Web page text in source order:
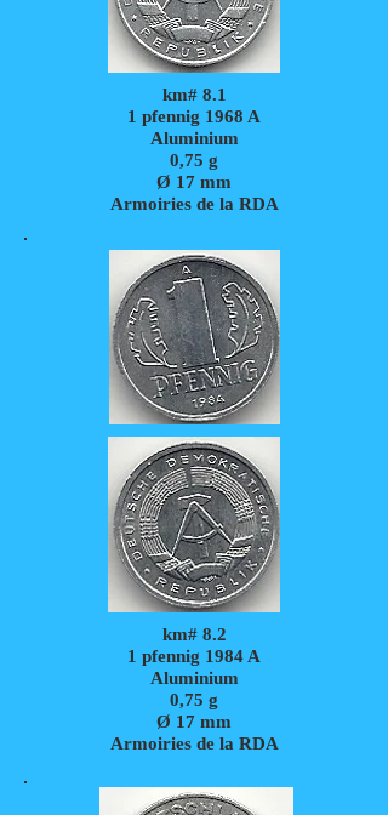
km# 8.1
1 pfennig 1968 A
Aluminium
0,75 g
Ø 17 mm
Armoiries de la RDA
km# 8.2
1 pfennig 1984 A
Aluminium
0,75 g
Ø 17 mm
Armoiries de la RDA